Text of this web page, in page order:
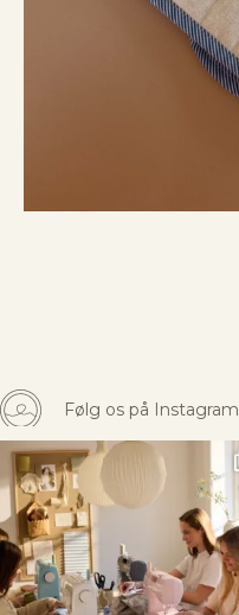
Følg os på Instagram